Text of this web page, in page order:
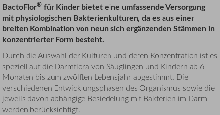
BactoFlor® für Kinder bietet eine umfassende Versorgung
mit physiologischen Bakterienkulturen, da es aus einer
breiten Kombination von neun sich ergänzenden Stämmen in
konzentrierter Form besteht.
Durch die Auswahl der Kulturen und deren Konzentration ist es
speziell auf die Darmflora von Säuglingen und Kindern ab 6
Monaten bis zum zwölften Lebensjahr abgestimmt. Die
verschiedenen Entwicklungsphasen des Organismus sowie die
jeweils davon abhängige Besiedelung mit Bakterien im Darm
werden berücksichtigt.